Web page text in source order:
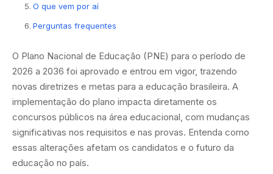
O que vem por aí
Perguntas frequentes
O Plano Nacional de Educação (PNE) para o período de
2026 a 2036 foi aprovado e entrou em vigor, trazendo
novas diretrizes e metas para a educação brasileira. A
implementação do plano impacta diretamente os
concursos públicos na área educacional, com mudanças
significativas nos requisitos e nas provas. Entenda como
essas alterações afetam os candidatos e o futuro da
educação no país.